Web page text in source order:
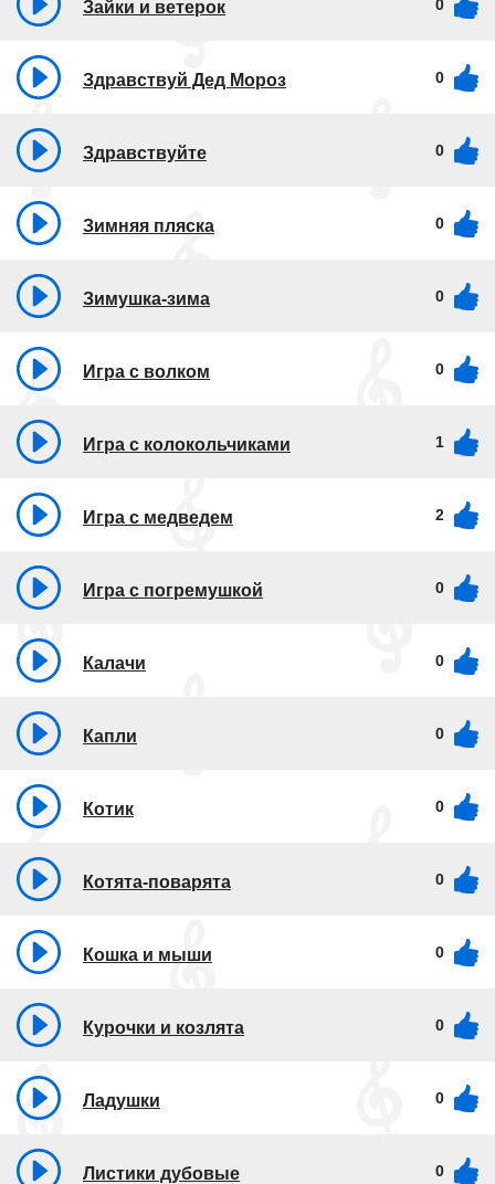
Зайки и ветерок 0
Здравствуй Дед Мороз 0
Здравствуйте 0
Зимняя пляска 0
Зимушка-зима 0
Игра с волком 0
Игра с колокольчиками 1
Игра с медведем 2
Игра с погремушкой 0
Калачи 0
Капли 0
Котик 0
Котята-поварята 0
Кошка и мыши 0
Курочки и козлята 0
Ладушки 0
Листики дубовые 0